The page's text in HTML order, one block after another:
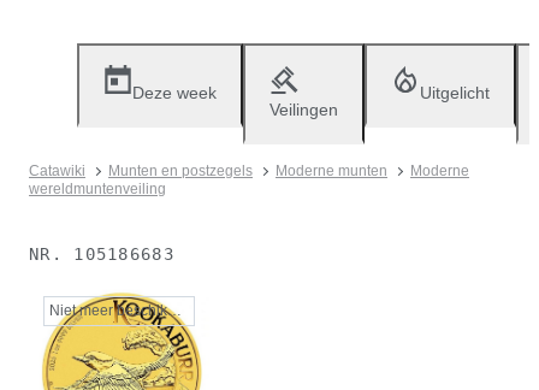
Deze week
Veilingen
Uitgelicht
Catawiki Munten en postzegels Moderne munten
Moderne
wereldmuntenveiling
NR. 105186683
Niet meer beschikbaar